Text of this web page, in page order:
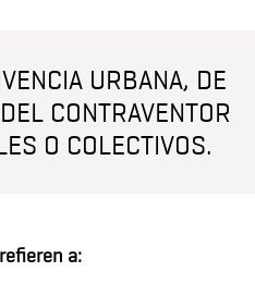
URBANA, DE
CONTRAVENTOR
O COLECTIVOS.
a: